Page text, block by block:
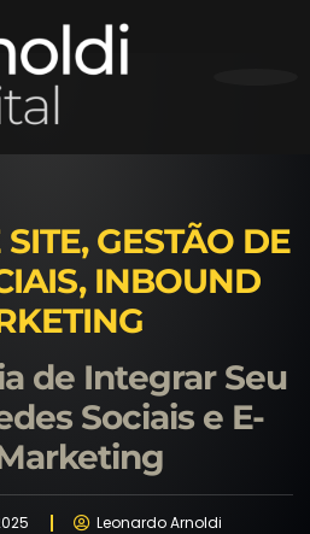
, GESTÃO DE
, INBOUND
de Integrar Seu
Sociais e E-
Leonardo Arnoldi